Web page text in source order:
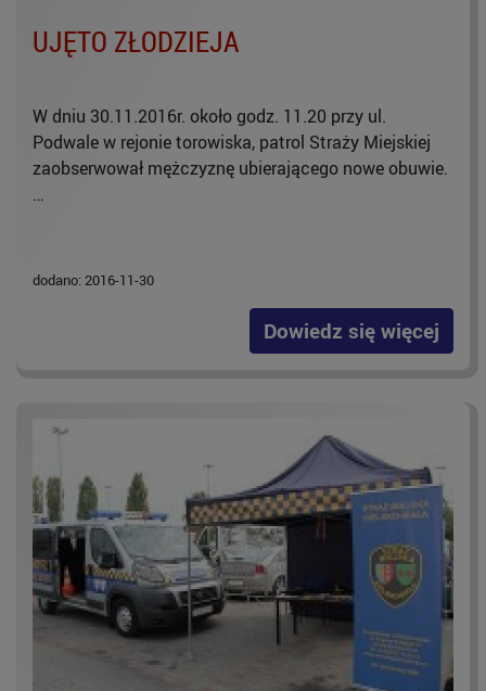
UJĘTO ZŁODZIEJA
W dniu 30.11.2016r. około godz. 11.20 przy ul.
Podwale w rejonie torowiska, patrol Straży Miejskiej
zaobserwował mężczyznę ubierającego nowe obuwie.
…
dodano: 2016-11-30
Dowiedz się więcej